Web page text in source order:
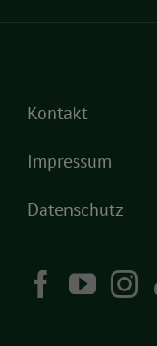
Kontakt
Impressum
Datenschutz